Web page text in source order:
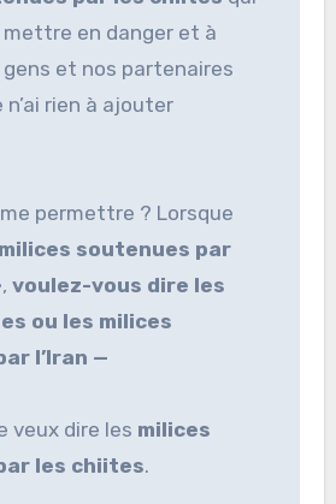
en danger et à
et nos partenaires
rien à ajouter
me permettre ? Lorsque
soutenues par
, voulez-vous dire les
ou les milices
l’Iran —
veux dire les milices
les chiites.